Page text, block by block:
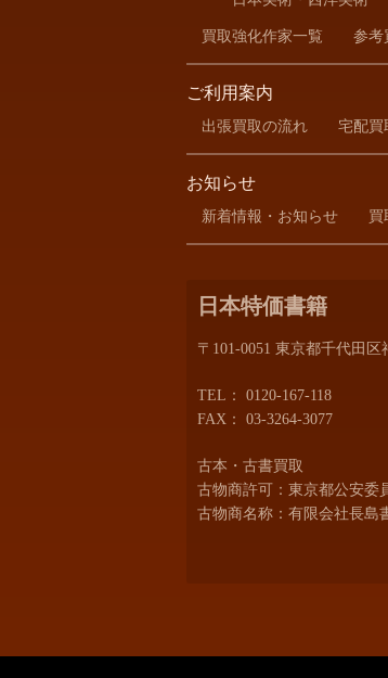
買取強化作家一覧 参考
ご利用案内
出張買取の流れ 宅配買
お知らせ
新着情報・お知らせ 買
日本特価書籍
〒101-0051 東京都千代田区
TEL： 0120-167-118
FAX： 03-3264-3077
古本・古書買取
古物商許可：東京都公安委
古物商名称：有限会社長島